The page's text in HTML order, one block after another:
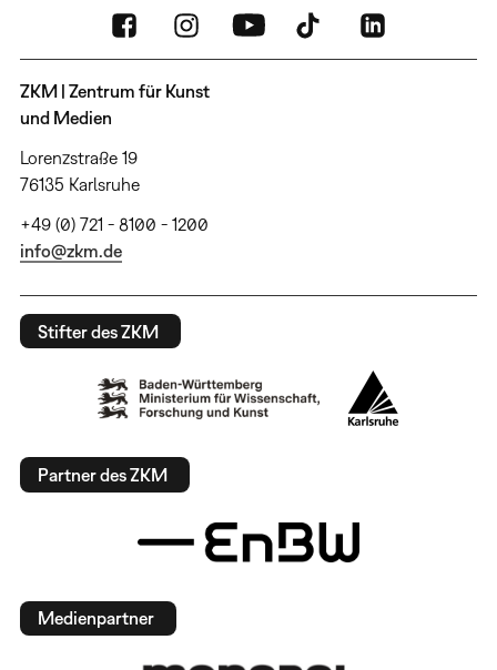
ZKM | Zentrum für Kunst
und Medien
Lorenzstraße 19
76135 Karlsruhe
+49 (0) 721 - 8100 - 1200
info@zkm.de
Stifter des ZKM
Partner des ZKM
Medienpartner